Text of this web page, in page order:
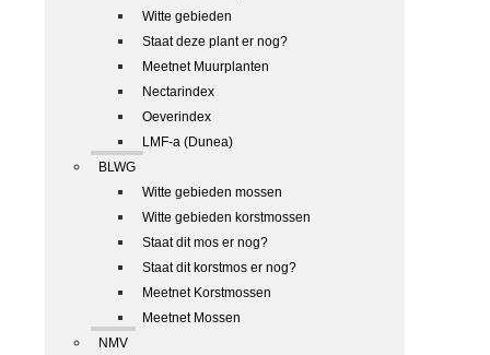
Witte gebieden
Staat deze plant er nog?
Meetnet Muurplanten
Nectarindex
Oeverindex
LMF-a (Dunea)
BLWG
Witte gebieden mossen
Witte gebieden korstmossen
Staat dit mos er nog?
Staat dit korstmos er nog?
Meetnet Korstmossen
Meetnet Mossen
NMV